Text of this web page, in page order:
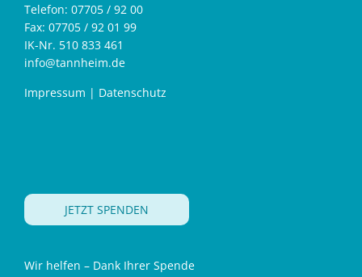
Telefon: 07705 / 92 00
Fax: 07705 / 92 01 99
IK-Nr. 510 833 461
info@tannheim.de
Impressum | Datenschutz
JETZT SPENDEN
Wir helfen – Dank Ihrer Spende